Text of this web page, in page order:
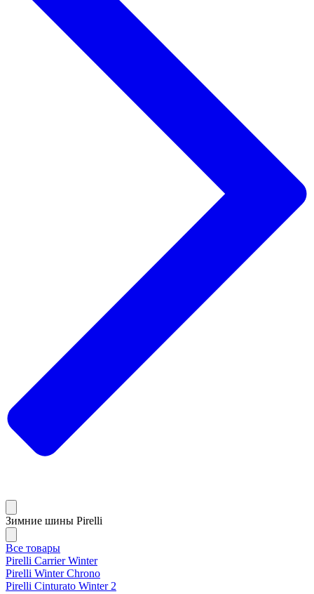
Зимние шины Pirelli
Все товары
Pirelli Carrier Winter
Pirelli Winter Chrono
Pirelli Cinturato Winter 2